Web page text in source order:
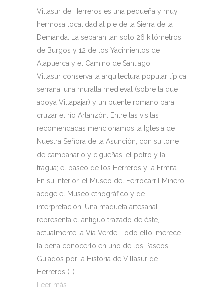
Villasur de Herreros es una pequeña y muy
hermosa localidad al pie de la Sierra de la
Demanda. La separan tan solo 26 kilómetros
de Burgos y 12 de los Yacimientos de
Atapuerca y el Camino de Santiago.
Villasur conserva la arquitectura popular típica
serrana; una muralla medieval (sobre la que
apoya Villapajar) y un puente romano para
cruzar el río Arlanzón. Entre las visitas
recomendadas mencionamos la Iglesia de
Nuestra Señora de la Asunción, con su torre
de campanario y cigüeñas; el potro y la
fragua; el paseo de los Herreros y la Ermita.
En su interior, el Museo del Ferrocarril Minero
acoge el Museo etnográfico y de
interpretación. Una maqueta artesanal
representa el antiguo trazado de éste,
actualmente la Vía Verde. Todo ello, merece
la pena conocerlo en uno de los Paseos
Guiados por la Historia de Villasur de
Herreros (…)
Leer más